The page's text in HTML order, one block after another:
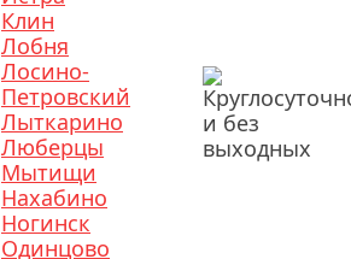
Клин
Лобня
Лосино-
Петровский
Лыткарино
Люберцы
Мытищи
Нахабино
Ногинск
Одинцово